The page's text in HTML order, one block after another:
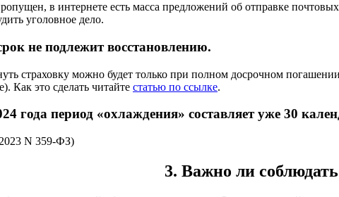
в интернете есть масса предложений об отправке
уголовное дело.
не подлежит восстановлению.
страховку можно будет только при полном досрочном
Как это сделать читайте статью по ссылке.
года период «охлаждения» составляет уже 30
N 359-ФЗ)
3. Важно ли